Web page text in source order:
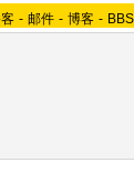
- 邮件 - 博客 - BBS